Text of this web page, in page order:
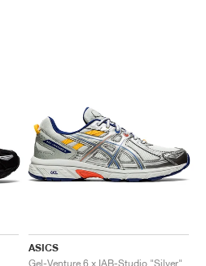
ASICS
Gel-Venture 6 x IAB-Studio "Silver"